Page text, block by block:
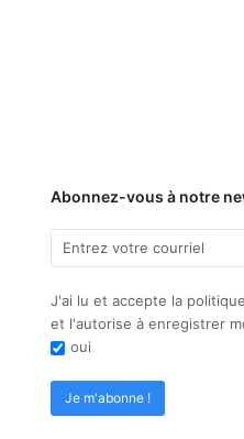
Abonnez-vous à notre
J'ai lu et accepte la
et l'autorise à enregistrer
oui